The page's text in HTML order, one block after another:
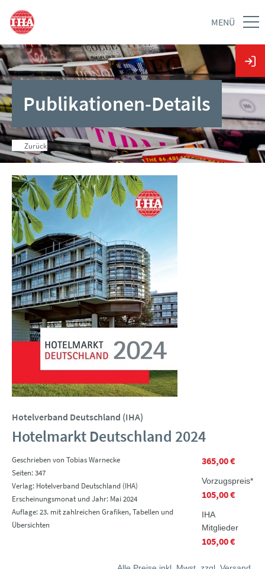
MENÜ
Publikationen-Details
Zurück
Hotelverband Deutschland (IHA)
Hotelmarkt Deutschland 2024
Geschrieben von Tobias Warnecke
Seiten: 347
Verlag: Hotelverband Deutschland (IHA)
Erscheinungsmonat und Jahr: Mai 2024
Auflage: 23. mit zahlreichen Grafiken, Tabellen und
Übersichten
365,00 €
Vorzugspreis*
105,00 €
IHA
Mitglieder
105,00 €